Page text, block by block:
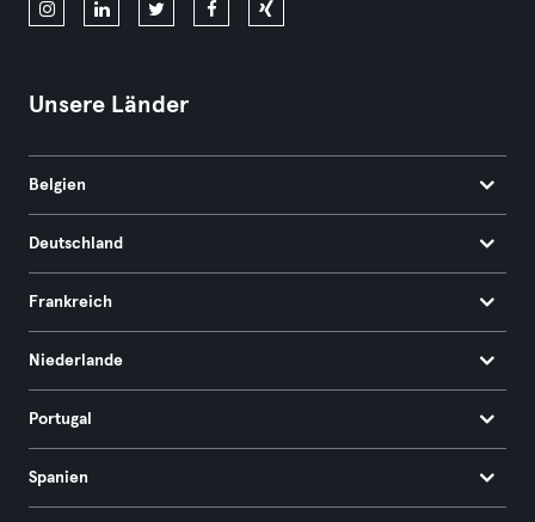
Unsere Länder
Belgien
Deutschland
Frankreich
Niederlande
Portugal
Spanien